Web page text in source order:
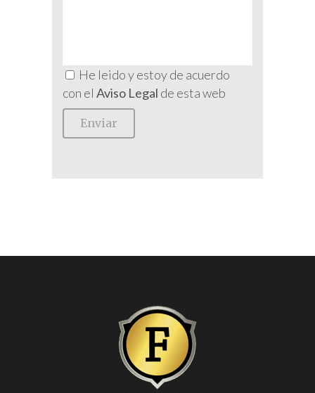
He leido y estoy de acuerdo
con el Aviso Legal de esta web